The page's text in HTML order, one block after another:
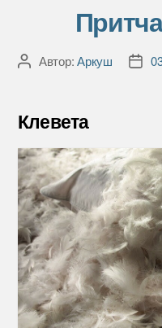
АвторАвтор:Аркуш
Дата
Клевета